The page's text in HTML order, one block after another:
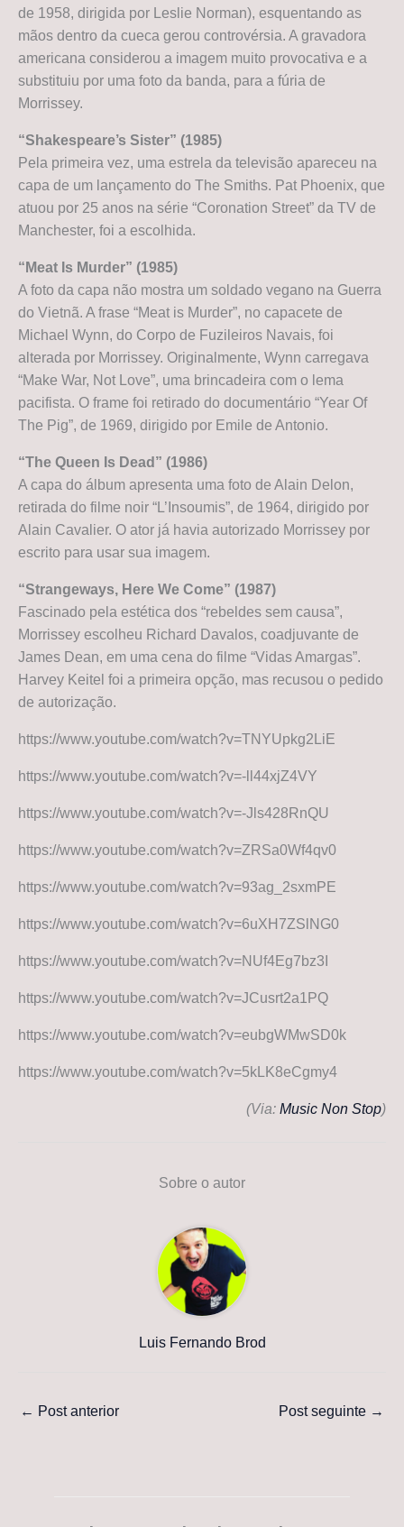
de 1958, dirigida por Leslie Norman), esquentando as
mãos dentro da cueca gerou controvérsia. A gravadora
americana considerou a imagem muito provocativa e a
substituiu por uma foto da banda, para a fúria de
Morrissey.
“Shakespeare’s Sister” (1985)
Pela primeira vez, uma estrela da televisão apareceu na
capa de um lançamento do The Smiths. Pat Phoenix, que
atuou por 25 anos na série “Coronation Street” da TV de
Manchester, foi a escolhida.
“Meat Is Murder” (1985)
A foto da capa não mostra um soldado vegano na Guerra
do Vietnã. A frase “Meat is Murder”, no capacete de
Michael Wynn, do Corpo de Fuzileiros Navais, foi
alterada por Morrissey. Originalmente, Wynn carregava
“Make War, Not Love”, uma brincadeira com o lema
pacifista. O frame foi retirado do documentário “Year Of
The Pig”, de 1969, dirigido por Emile de Antonio.
“The Queen Is Dead” (1986)
A capa do álbum apresenta uma foto de Alain Delon,
retirada do filme noir “L’Insoumis”, de 1964, dirigido por
Alain Cavalier. O ator já havia autorizado Morrissey por
escrito para usar sua imagem.
“Strangeways, Here We Come” (1987)
Fascinado pela estética dos “rebeldes sem causa”,
Morrissey escolheu Richard Davalos, coadjuvante de
James Dean, em uma cena do filme “Vidas Amargas”.
Harvey Keitel foi a primeira opção, mas recusou o pedido
de autorização.
https://www.youtube.com/watch?v=TNYUpkg2LiE
https://www.youtube.com/watch?v=-ll44xjZ4VY
https://www.youtube.com/watch?v=-Jls428RnQU
https://www.youtube.com/watch?v=ZRSa0Wf4qv0
https://www.youtube.com/watch?v=93ag_2sxmPE
https://www.youtube.com/watch?v=6uXH7ZSlNG0
https://www.youtube.com/watch?v=NUf4Eg7bz3I
https://www.youtube.com/watch?v=JCusrt2a1PQ
https://www.youtube.com/watch?v=eubgWMwSD0k
https://www.youtube.com/watch?v=5kLK8eCgmy4
(Via: Music Non Stop)
Sobre o autor
Luis Fernando Brod
← Post anterior Post seguinte →